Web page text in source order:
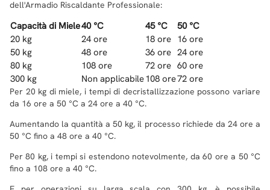
dell'Armadio Riscaldante Professionale:
Capacità di Miele40 °C 45 °C
50 °C
20 kg
24 ore 18 ore 16 ore
50 kg
48 ore 36 ore 24 ore
80 kg
108 ore 72 ore 60 ore
300 kg
Non applicabile108 ore72 ore
Per 20 kg di miele, i tempi di decristallizzazione possono variare
da 16 ore a 50 °C a 24 ore a 40 °C.
Aumentando la quantità a 50 kg, il processo richiede da 24 ore a
50 °C fino a 48 ore a 40 °C.
Per 80 kg, i tempi si estendono notevolmente, da 60 ore a 50 °C
fino a 108 ore a 40 °C.